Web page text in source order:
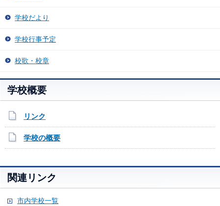
学校だより
学校行事予定
校歌・校章
学校概要
リンク
学校の概要
関連リンク
市内学校一覧